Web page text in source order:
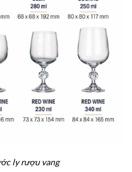
ly rượu vang